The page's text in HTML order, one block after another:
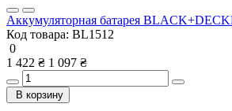
Аккумуляторная батарея
Код товара: BL1512
0
1 422 ₴ 1 097 ₴
В корзину